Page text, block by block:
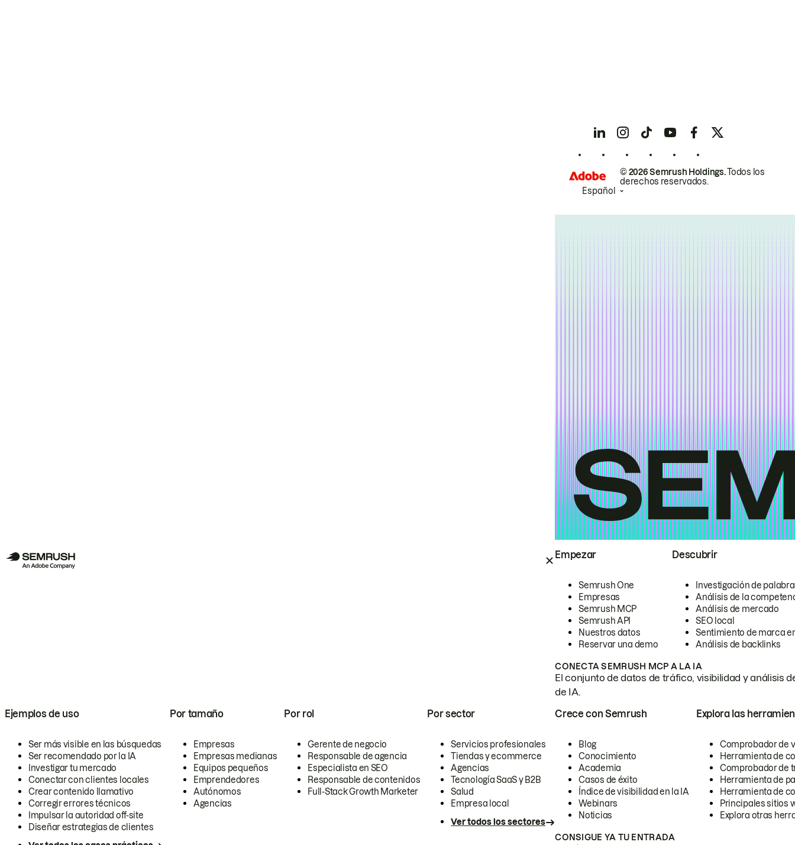
Empezar
Semrush One
Empresas
Semrush MCP
Semrush API
Nuestros datos
Reservar una demo
Descubrir
Investigación de
Análisis de la
Análisis de mercado
SEO local
Sentimiento de marca
Análisis de backlinks
CONECTA SEMRUSH MCP A LA IA
El conjunto de datos de tráfico, visibilidad y análisis
de IA.
Ejemplos de uso
Ser más visible en las búsquedas
Ser recomendado por la IA
Investigar tu mercado
Conectar con clientes locales
Crear contenido llamativo
Corregir errores técnicos
Impulsar la autoridad off-site
Diseñar estrategias de clientes
Por tamaño
Empresas
Empresas medianas
Equipos pequeños
Emprendedores
Autónomos
Agencias
Por rol
Gerente de negocio
Responsable de agencia
Especialista en SEO
Responsable de contenidos
Full-Stack Growth Marketer
Por sector
Servicios profesionales
Tiendas y ecommerce
Agencias
Tecnología SaaS y B2B
Salud
Empresa local
Ver todos los sectores
Crece con Semrush
Blog
Conocimiento
Academia
Casos de éxito
Índice de visibilidad en la IA
Webinars
Noticias
Explora las
Comprobador de
Herramienta de
Comprobador de
Herramienta de
Herramienta de
Principales sitios
Explora otras
CONSIGUE YA TU ENTRADA
© 2026 Semrush Holdings.Todos los
derechos reservados.
Español